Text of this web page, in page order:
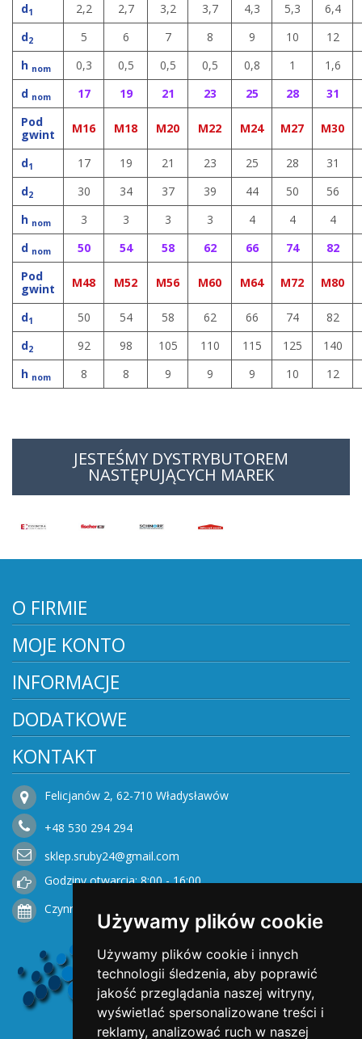
Używamy plików cookie
Używamy plików cookie i innych
technologii śledzenia, aby poprawić
jakość przeglądania naszej witryny,
wyświetlać spersonalizowane treści i
reklamy, analizować ruch w naszej
d1 2,2 2,7 3,2 3,7 4,3 5,3
6,4
d2 5 6 7 8 9 10
12
h nom 0,3 0,5 0,5 0,5 0,8 1
1,6
d nom 17 19 21 23 25 28
31
Pod
gwint
M16 M18 M20 M22 M24 M27 M30
d1 17 19 21 23 25 28
31
d2 30 34 37 39 44 50
56
h nom 3 3 3 3 4 4
4
d nom 50 54 58 62 66 74
82
Pod
gwint
M48 M52 M56 M60 M64 M72 M80
d1 50 54 58 62 66 74
82
d2 92 98 105 110 115 125
140
h nom 8 8 9 9 9 10 12
JESTEŚMY DYSTRYBUTOREM
NASTĘPUJĄCYCH MAREK
O FIRMIE
MOJE KONTO
INFORMACJE
DODATKOWE
KONTAKT
Felicjanów 2, 62-710 Władysławów
+48 530 294 294
sklep.sruby24@gmail.com
Godziny otwarcia: 8:00 - 16:00
Czynne od Poniedziałku do Piątku